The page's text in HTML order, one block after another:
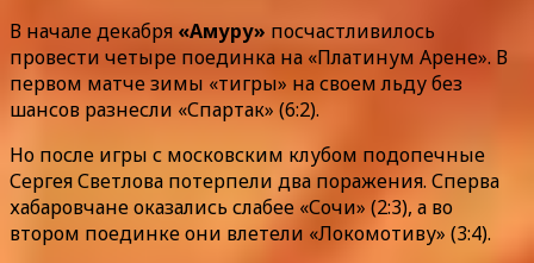
В начале декабря «Амуру» посчастливилось
провести четыре поединка на «Платинум Арене». В
первом матче зимы «тигры» на своем льду без
шансов разнесли «Спартак» (6:2).
Но после игры с московским клубом подопечные
Сергея Светлова потерпели два поражения. Сперва
хабаровчане оказались слабее «Сочи» (2:3), а во
втором поединке они влетели «Локомотиву» (3:4).